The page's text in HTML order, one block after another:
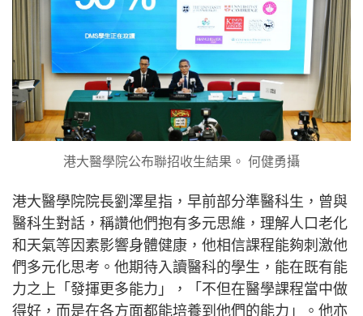
港大醫學院公布聯招收生結果。 何健勇攝
港大醫學院院長劉澤星指，早前部分準醫科生，曾與
醫科生對話，稱讚他們抱有多元思維，理解人口老化
和天氣等因素影響身體健康，他相信課程能夠刺激他
們多元化思考。他期待入讀醫科的學生，能在既有能
力之上「發揮更多能力」，「不但在醫學課程當中做
得好，而是在各方面都能培養到他們的能力」。他亦